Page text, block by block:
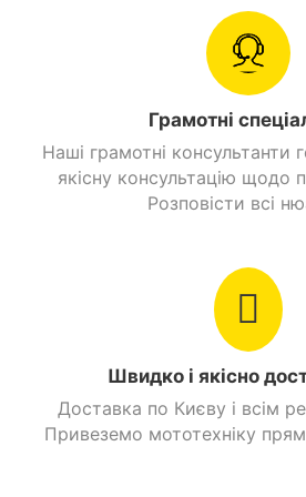
Грамотні
Наші грамотні консультанти
якісну консультацію щодо
Розповісти всі
Швидко і якісно
Доставка по Києву і всім
Привеземо мототехніку